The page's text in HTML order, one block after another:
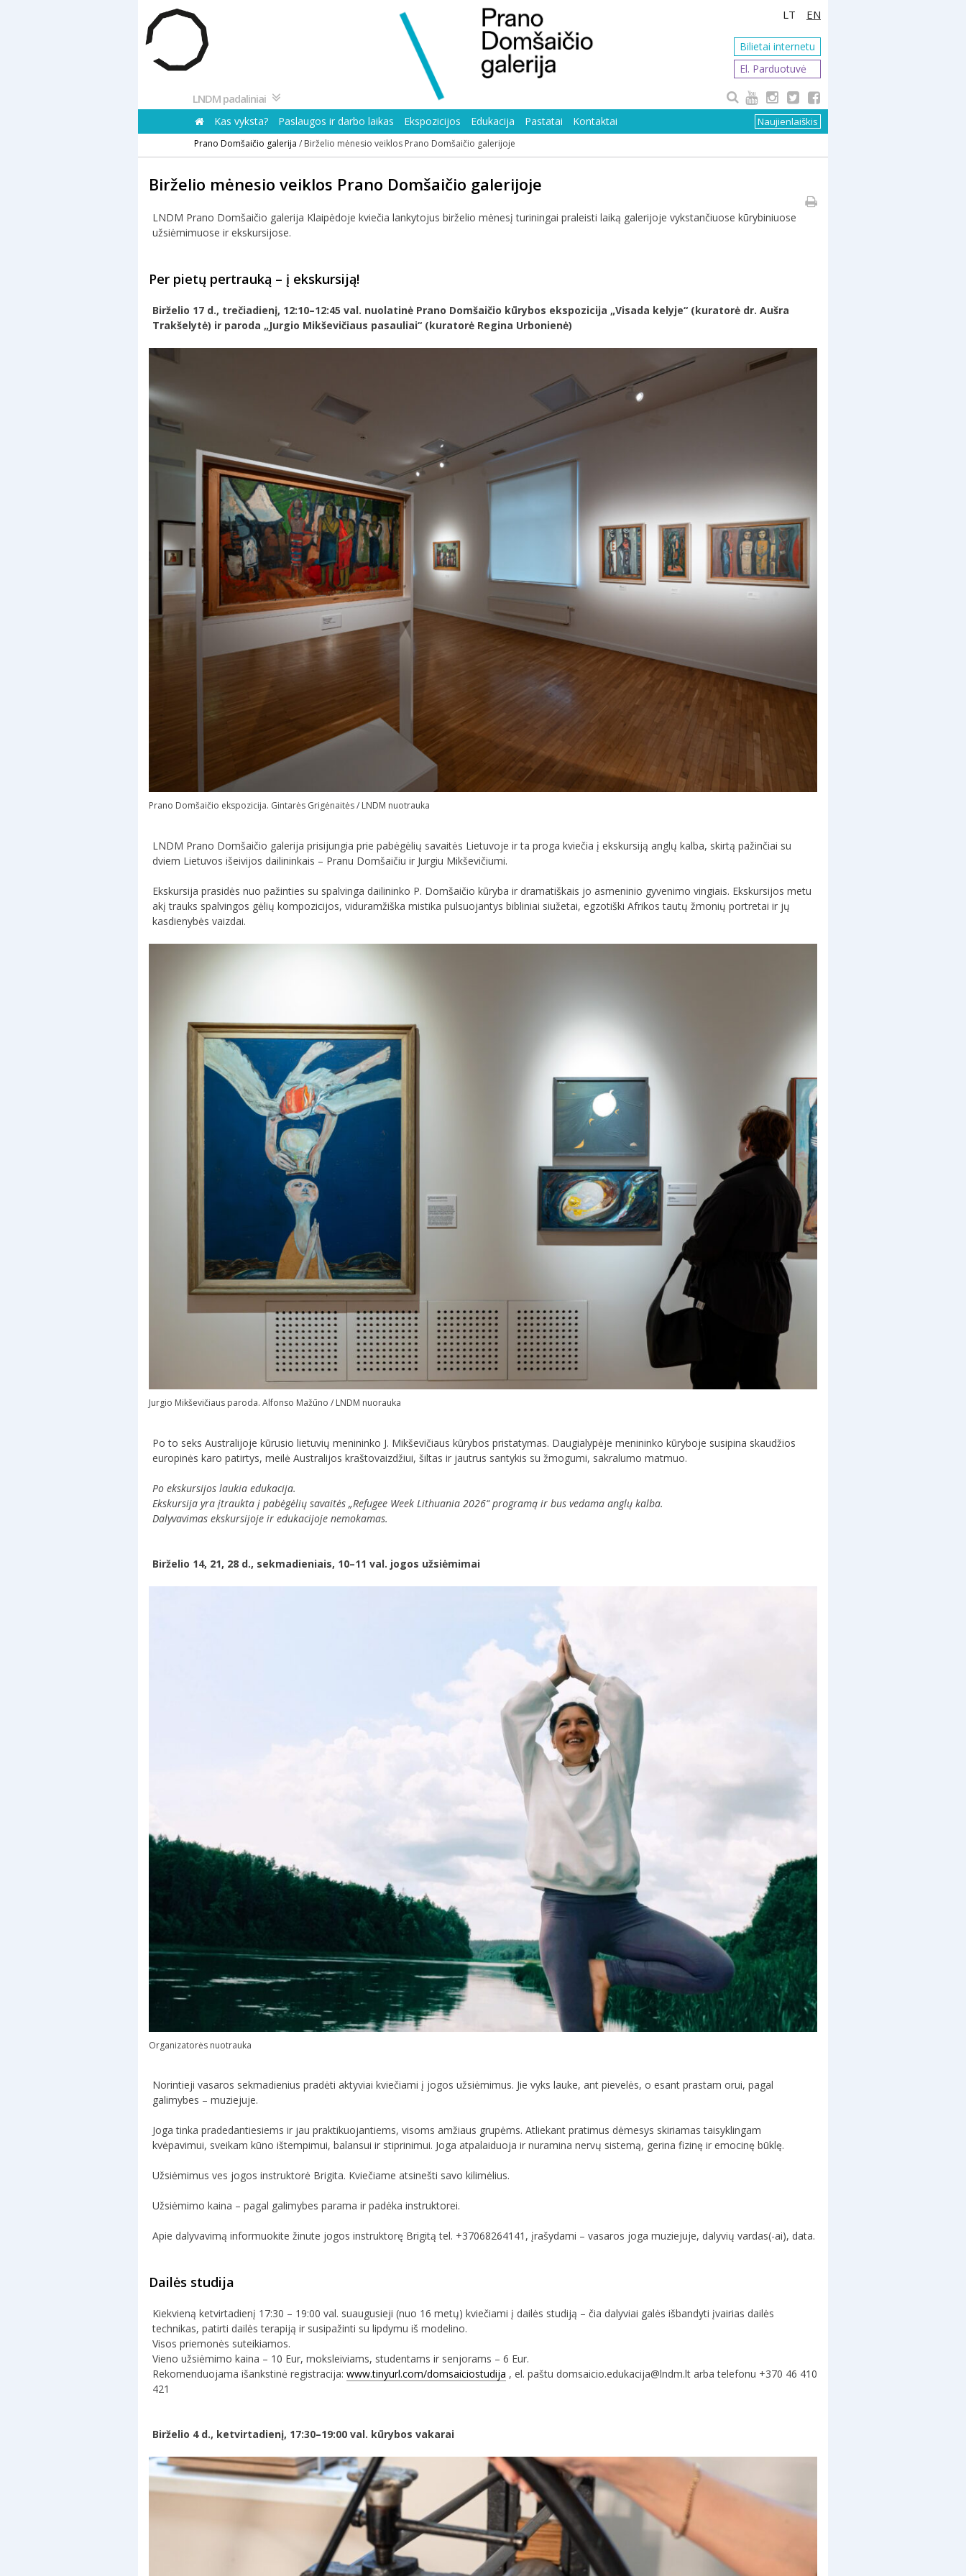
Pereiti
prie
turinio
LT EN
LNDM padaliniai
Bilietai internetu
El. Parduotuvė
Naujienlaiškis
Kas vyksta? Paslaugos ir darbo laikas Ekspozicijos Edukacija Pastatai Kontaktai
Prano Domšaičio galerija / Birželio mėnesio veiklos Prano Domšaičio galerijoje
Birželio mėnesio veiklos Prano Domšaičio galerijoje
LNDM Prano Domšaičio galerija Klaipėdoje kviečia lankytojus birželio mėnesį turiningai praleisti laiką galerijoje vykstančiuose kūrybiniuose
užsiėmimuose ir ekskursijose.
Per pietų pertrauką – į ekskursiją!
Birželio 17 d., trečiadienį, 12:10–12:45 val. nuolatinė Prano Domšaičio kūrybos ekspozicija „Visada kelyje“ (kuratorė dr. Aušra
Trakšelytė) ir paroda „Jurgio Mikševičiaus pasauliai“ (kuratorė Regina Urbonienė)
Prano Domšaičio ekspozicija. Gintarės Grigėnaitės / LNDM nuotrauka
LNDM Prano Domšaičio galerija prisijungia prie pabėgėlių savaitės Lietuvoje ir ta proga kviečia į ekskursiją anglų kalba, skirtą pažinčiai su
dviem Lietuvos išeivijos dailininkais – Pranu Domšaičiu ir Jurgiu Mikševičiumi.
Ekskursija prasidės nuo pažinties su spalvinga dailininko P. Domšaičio kūryba ir dramatiškais jo asmeninio gyvenimo vingiais. Ekskursijos metu
akį trauks spalvingos gėlių kompozicijos, viduramžiška mistika pulsuojantys bibliniai siužetai, egzotiški Afrikos tautų žmonių portretai ir jų
kasdienybės vaizdai.
Jurgio Mikševičiaus paroda. Alfonso Mažūno / LNDM nuorauka
Po to seks Australijoje kūrusio lietuvių menininko J. Mikševičiaus kūrybos pristatymas. Daugialypėje menininko kūryboje susipina skaudžios
europinės karo patirtys, meilė Australijos kraštovaizdžiui, šiltas ir jautrus santykis su žmogumi, sakralumo matmuo.
Po ekskursijos laukia edukacija.
Ekskursija yra įtraukta į pabėgėlių savaitės „Refugee Week Lithuania 2026“ programą ir bus vedama anglų kalba.
Dalyvavimas ekskursijoje ir edukacijoje nemokamas.
Birželio 14, 21, 28 d., sekmadieniais, 10–11 val. jogos užsiėmimai
Organizatorės nuotrauka
Norintieji vasaros sekmadienius pradėti aktyviai kviečiami į jogos užsiėmimus. Jie vyks lauke, ant pievelės, o esant prastam orui, pagal
galimybes – muziejuje.
Joga tinka pradedantiesiems ir jau praktikuojantiems, visoms amžiaus grupėms. Atliekant pratimus dėmesys skiriamas taisyklingam
kvėpavimui, sveikam kūno ištempimui, balansui ir stiprinimui. Joga atpalaiduoja ir nuramina nervų sistemą, gerina fizinę ir emocinę būklę.
Užsiėmimus ves jogos instruktorė Brigita. Kviečiame atsinešti savo kilimėlius.
Užsiėmimo kaina – pagal galimybes parama ir padėka instruktorei.
Apie dalyvavimą informuokite žinute jogos instruktorę Brigitą tel. +37068264141, įrašydami – vasaros joga muziejuje, dalyvių vardas(-ai), data.
Dailės studija
Kiekvieną ketvirtadienį 17:30 – 19:00 val. suaugusieji (nuo 16 metų) kviečiami į dailės studiją – čia dalyviai galės išbandyti įvairias dailės
technikas, patirti dailės terapiją ir susipažinti su lipdymu iš modelino.
Visos priemonės suteikiamos.
Vieno užsiėmimo kaina – 10 Eur, moksleiviams, studentams ir senjorams – 6 Eur.
Rekomenduojama išankstinė registracija: www.tinyurl.com/domsaiciostudija , el. paštu domsaicio.edukacija@lndm.lt arba telefonu +370 46 410
421
Birželio 4 d., ketvirtadienį, 17:30–19:00 val. kūrybos vakarai